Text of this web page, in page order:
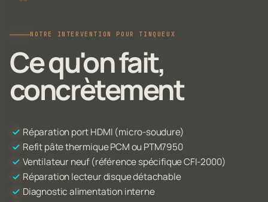
NOTRE INTERVENTION POUR TINQUEUX
Ce qu'on fait,
concrètement
Réparation port HDMI (micro-soudure)
Refit pâte thermique PCM ou PTM7950
Ventilateur neuf (référence spécifique CFI-2000)
Réparation lecteur disque détachable
Diagnostic alimentation interne